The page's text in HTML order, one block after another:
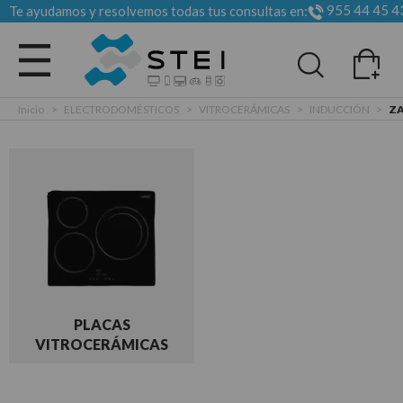
Te ayudamos y resolvemos todas tus consultas en: 955 44 45
Todas las categorias
Inicio > ELECTRODOMÉSTICOS > VITROCERÁMICAS > INDUCCIÓN >
PLACAS
VITROCERÁMICAS